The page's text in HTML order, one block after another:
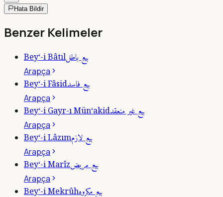
Hata Bildir
Benzer Kelimeler
Bey‘-i Bâtılبيع باطل
Arapça
Bey‘-i Fâsidبيع فاسد
Arapça
Bey‘-i Gayr-ı Mün‘akidبيع غير منعقد
Arapça
Bey‘-i Lâzımبيع لازم
Arapça
Bey‘-i Marîzبيع مريض
Arapça
Bey‘-i Mekrûhبيع مكروه